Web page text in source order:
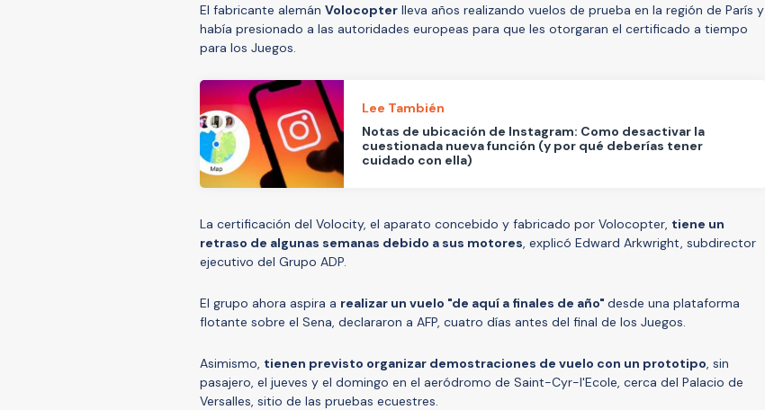
El fabricante alemán Volocopter lleva años realizando vuelos de prueba en la región de París y
había presionado a las autoridades europeas para que les otorgaran el certificado a tiempo
para los Juegos.
Lee También
Notas de ubicación de Instagram: Como desactivar la
cuestionada nueva función (y por qué deberías tener
cuidado con ella)
La certificación del Volocity, el aparato concebido y fabricado por Volocopter, tiene un
retraso de algunas semanas debido a sus motores, explicó Edward Arkwright, subdirector
ejecutivo del Grupo ADP.
El grupo ahora aspira a realizar un vuelo "de aquí a finales de año" desde una plataforma
flotante sobre el Sena, declararon a AFP, cuatro días antes del final de los Juegos.
Asimismo, tienen previsto organizar demostraciones de vuelo con un prototipo, sin
pasajero, el jueves y el domingo en el aeródromo de Saint-Cyr-l'Ecole, cerca del Palacio de
Versalles, sitio de las pruebas ecuestres.